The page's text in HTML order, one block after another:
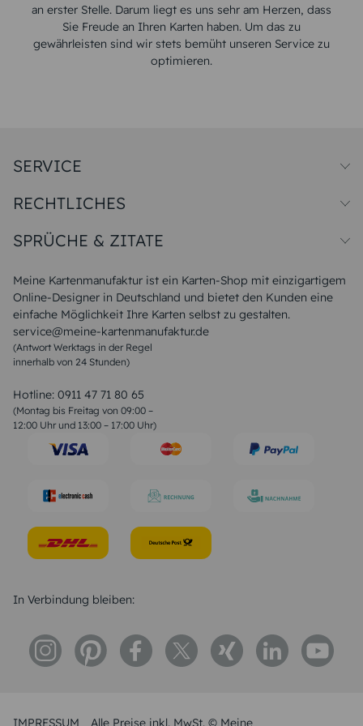
an erster Stelle. Darum liegt es uns sehr am Herzen, dass
Sie Freude an Ihren Karten haben. Um das zu
gewährleisten sind wir stets bemüht unseren Service zu
optimieren.
Meine Kartenmanufaktur ist ein Karten-Shop mit einzigartigem
Online-Designer in Deutschland und bietet den Kunden eine
einfache Möglichkeit Ihre Karten selbst zu gestalten.
service@meine-kartenmanufaktur.de
(Antwort Werktags in der Regel
innerhalb von 24 Stunden)
Hotline: 0911 47 71 80 65
(Montag bis Freitag von 09:00 –
12:00 Uhr und 13:00 – 17:00 Uhr)
SERVICE
Papiersorten
Unsere Produktion
Magazin
FAQ
RECHTLICHES
Widerrufsbelehrung
SPRÜCHE & ZITATE
Liebeskummer Sprüche
Sommer Sprüche
Muttertagssprüche
Sprüche zur Hochzeit
Sprüche zur Konfirmation & Kommunion
Weihnachtsgedichte
Liebessprüche
Geburtstagssprüche
Trauersprüche
Konfirmation Glückwünsche
IMPRESSUM Alle Preise inkl. MwSt. © Meine
In Verbindung bleiben: